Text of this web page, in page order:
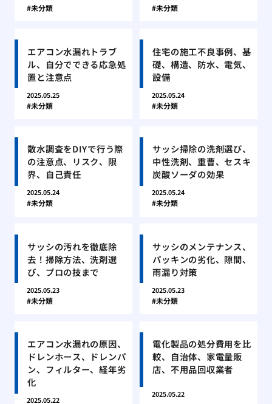
未分類 未分類
エアコン水漏れトラブ
ル、自分でできる応急処
置と注意点
2025.05.25
未分類
住宅の施工不良事例、基
礎、構造、防水、電気、
設備
2025.05.24
未分類
散水調査をDIYで行う際
の注意点、リスク、限
界、自己責任
2025.05.24
未分類
サッシ掃除の洗剤選び、
中性洗剤、重曹、セスキ
炭酸ソーダの効果
2025.05.24
未分類
サッシの汚れを徹底除
去！掃除方法、洗剤選
び、プロの技まで
2025.05.23
未分類
サッシのメンテナンス、
パッキンの劣化、隙間、
雨漏り対策
2025.05.23
未分類
エアコン水漏れの原因、
ドレンホース、ドレンパ
ン、フィルター、経年劣
化
2025.05.22
電化製品の処分費用を比
較、自治体、家電量販
店、不用品回収業者
2025.05.22